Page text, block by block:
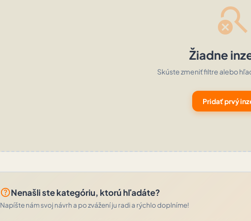
search_off
Žiadne
Skúste zmeniť filtre alebo
Pridať prvý
help_outlineNenašli ste kategóriu, ktorú hľadáte?
Napíšte nám svoj návrh a po zvážení ju radi a rýchlo doplníme!